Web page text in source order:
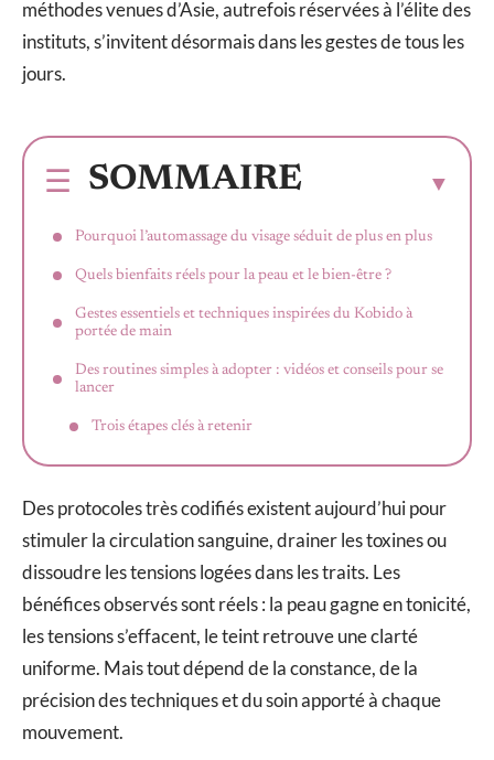
méthodes venues d’Asie, autrefois réservées à l’élite des
instituts, s’invitent désormais dans les gestes de tous les
jours.
SOMMAIRE
Pourquoi l’automassage du visage séduit de plus en plus
Quels bienfaits réels pour la peau et le bien-être ?
Gestes essentiels et techniques inspirées du Kobido à
portée de main
Des routines simples à adopter : vidéos et conseils pour se
lancer
Trois étapes clés à retenir
Des protocoles très codifiés existent aujourd’hui pour
stimuler la circulation sanguine, drainer les toxines ou
dissoudre les tensions logées dans les traits. Les
bénéfices observés sont réels : la peau gagne en tonicité,
les tensions s’effacent, le teint retrouve une clarté
uniforme. Mais tout dépend de la constance, de la
précision des techniques et du soin apporté à chaque
mouvement.